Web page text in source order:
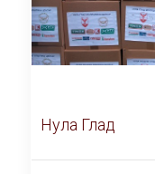
Нула Глад